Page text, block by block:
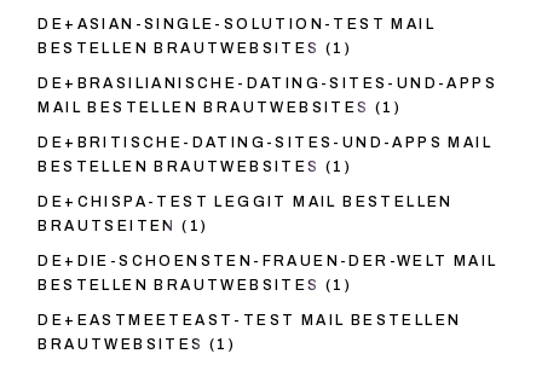
DE+ASIAN-SINGLE-SOLUTION-TEST MAIL
BESTELLEN BRAUTWEBSITES (1)
DE+BRASILIANISCHE-DATING-SITES-UND-APPS
MAIL BESTELLEN BRAUTWEBSITES (1)
DE+BRITISCHE-DATING-SITES-UND-APPS MAIL
BESTELLEN BRAUTWEBSITES (1)
DE+CHISPA-TEST LEGGIT MAIL BESTELLEN
BRAUTSEITEN
(1)
DE+DIE-SCHOENSTEN-FRAUEN-DER-WELT MAIL
BESTELLEN BRAUTWEBSITES (1)
DE+EASTMEETEAST-TEST MAIL BESTELLEN
BRAUTWEBSITES (1)